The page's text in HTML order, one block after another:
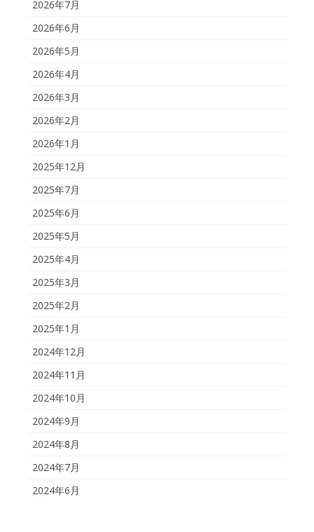
2026年7月
2026年6月
2026年5月
2026年4月
2026年3月
2026年2月
2026年1月
2025年12月
2025年7月
2025年6月
2025年5月
2025年4月
2025年3月
2025年2月
2025年1月
2024年12月
2024年11月
2024年10月
2024年9月
2024年8月
2024年7月
2024年6月